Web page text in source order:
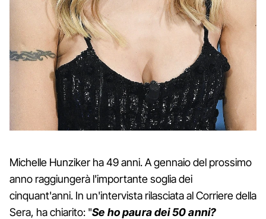
Michelle Hunziker ha 49 anni. A gennaio del prossimo
anno raggiungerà l'importante soglia dei
cinquant'anni. In un'intervista rilasciata al Corriere della
Sera, ha chiarito: "Se ho paura dei 50 anni?